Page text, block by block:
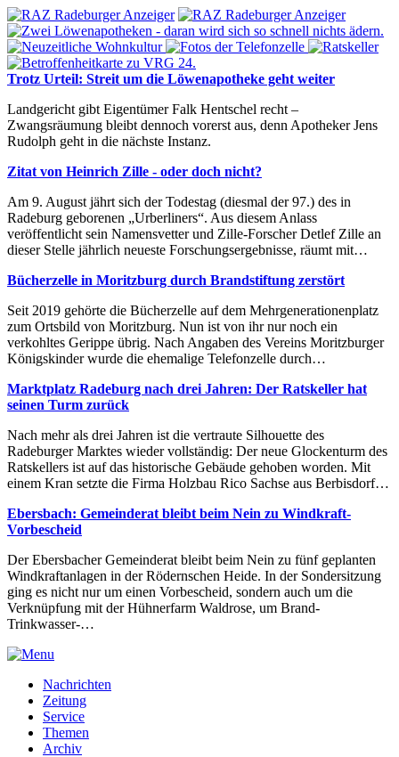
Trotz Urteil: Streit um die Löwenapotheke geht weiter
Landgericht gibt Eigentümer Falk Hentschel recht –
Zwangsräumung bleibt dennoch vorerst aus, denn Apotheker Jens
Rudolph geht in die nächste Instanz.
Zitat von Heinrich Zille - oder doch nicht?
Am 9. August jährt sich der Todestag (diesmal der 97.) des in
Radeburg geborenen „Urberliners“. Aus diesem Anlass
veröffentlicht sein Namensvetter und Zille-Forscher Detlef Zille an
dieser Stelle jährlich neueste Forschungsergebnisse, räumt mit…
Bücherzelle in Moritzburg durch Brandstiftung zerstört
Seit 2019 gehörte die Bücherzelle auf dem Mehrgenerationenplatz
zum Ortsbild von Moritzburg. Nun ist von ihr nur noch ein
verkohltes Gerippe übrig. Nach Angaben des Vereins Moritzburger
Königskinder wurde die ehemalige Telefonzelle durch…
Marktplatz Radeburg nach drei Jahren: Der Ratskeller hat
seinen Turm zurück
Nach mehr als drei Jahren ist die vertraute Silhouette des
Radeburger Marktes wieder vollständig: Der neue Glockenturm des
Ratskellers ist auf das historische Gebäude gehoben worden. Mit
einem Kran setzte die Firma Holzbau Rico Sachse aus Berbisdorf…
Ebersbach: Gemeinderat bleibt beim Nein zu Windkraft-
Vorbescheid
Der Ebersbacher Gemeinderat bleibt beim Nein zu fünf geplanten
Windkraftanlagen in der Rödernschen Heide. In der Sondersitzung
ging es nicht nur um einen Vorbescheid, sondern auch um die
Verknüpfung mit der Hühnerfarm Waldrose, um Brand-
Trinkwasser-…
Nachrichten
Zeitung
Service
Themen
Archiv